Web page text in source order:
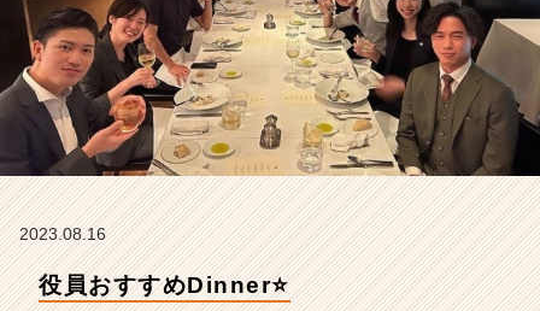
t
e
a
m
の
タ
イ
|
2023.08.16
役員おすすめDinner⭐️